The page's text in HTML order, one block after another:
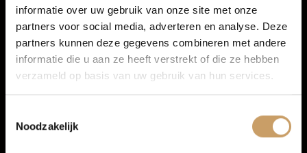
informatie over uw gebruik van onze site met onze
partners voor social media, adverteren en analyse. Deze
partners kunnen deze gegevens combineren met andere
informatie die u aan ze heeft verstrekt of die ze hebben
verzameld op basis van uw gebruik van hun services.
Noodzakelijk
Verkoop
Auto onderhoud
Over Autobedrijf De Baaij